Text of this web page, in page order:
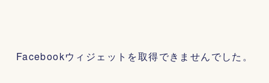
Facebookウィジェットを取得できませんでした。